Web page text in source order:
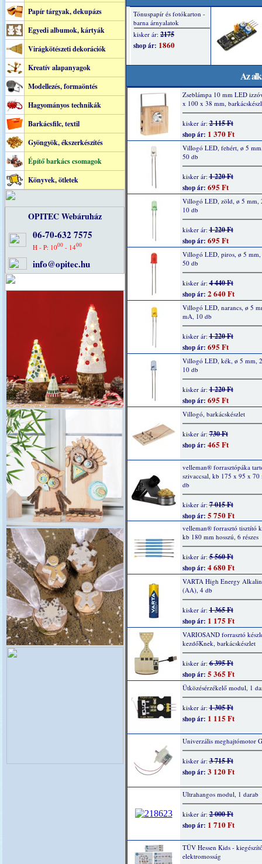
Papír tárgyak, dekupázs
Egyedi albumok, kártyák
Virágkötészeti dekorációk
Kreatív alapanyagok
Modellezés, formaöntés
Hagyományos technikák
Barkácsfilc, textil
Gyöngyök, ékszerkészítés
Építő barkács csomagok
Könyvek, ötletek
OPITEC Webáruház
06-70-632 7575
H - P: 1000 - 1400
info@opitec.hu
Az
Zseblámpa 10 mm LED
x 100 x 38 mm,
kisker ár:2 115 Ft
shop ár: 1 370 Ft
Villogó LED, fehért, ø 5
50 db
kisker ár:1 220 Ft
shop ár: 695 Ft
Villogó LED, zöld, ø 5 mm,
10 db
kisker ár:1 220 Ft
shop ár: 695 Ft
Villogó LED, piros, ø 5
50 db
kisker ár:4 440 Ft
shop ár: 2 640 Ft
Villogó LED, narancs, ø 5
mA, 10 db
kisker ár:1 220 Ft
shop ár: 695 Ft
Villogó LED, kék, ø 5 mm,
10 db
kisker ár:1 220 Ft
shop ár: 695 Ft
Villogó, barkácskészlet
kisker ár:730 Ft
shop ár: 465 Ft
velleman® forrasztópáka
szivaccsal, kb 175 x 95 x 70
db
kisker ár:7 015 Ft
shop ár: 5 750 Ft
velleman® forrasztó tisztító
kb 180 mm hosszú, 6 részes
kisker ár:5 560 Ft
shop ár: 4 680 Ft
VARTA High Energy
(AA), 4 db
kisker ár:1 365 Ft
shop ár: 1 175 Ft
VARIOSAND forrasztó
kezdőKnek, barkácskészlet
kisker ár:6 395 Ft
shop ár: 5 365 Ft
Ütközésérzékelő modul, 1
kisker ár:1 305 Ft
shop ár: 1 115 Ft
Univerzális meghajtómotor
kisker ár:3 715 Ft
shop ár: 3 120 Ft
Ultrahangos modul, 1 darab
kisker ár:2 000 Ft
shop ár: 1 710 Ft
TÜV Hessen Kids -
elektromosság